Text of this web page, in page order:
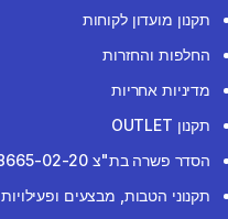
תקנון מועדון לקוחות
החלפות והחזרות
מדיניות אחריות
תקנון OUTLET
הסדר פשרה בת"צ 18665-02-20
תקנוני הטבות, מבצעים ופעילויות